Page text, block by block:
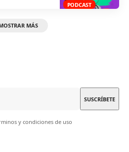
PODCAST
MÁS
y condiciones de uso